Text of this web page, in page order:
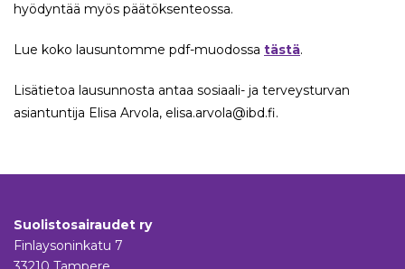
hyödyntää myös päätöksenteossa.
Lue koko lausuntomme pdf-muodossa tästä.
Lisätietoa lausunnosta antaa sosiaali- ja terveysturvan
asiantuntija Elisa Arvola, elisa.arvola@ibd.fi.
Suolistosairaudet ry
Finlaysoninkatu 7